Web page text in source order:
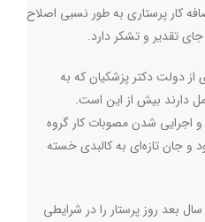
کار پرستاری به طور نسبی اصلاح
تقدیر و تشکر دارد.
از دولت دکتر پزشکیان که به
دارند بیش از این است.
اجرایی شدن مصوبات کار گروه
و جان تازه‌ای به کالبدی خسته
سال بعد روز پرستار را در شرایطی